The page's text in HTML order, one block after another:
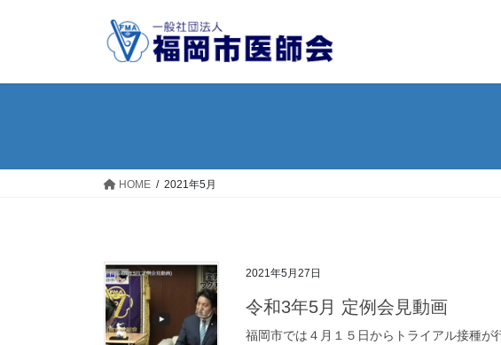
HOME 2021年5月
2021年5月27日
令和3年5月 定例会見動画
福岡市では４月１５日からトライアル接種